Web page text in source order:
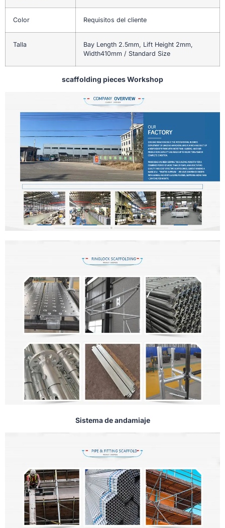
Color Requisitos del cliente
Talla
Bay Length 2.5mm, Lift Height 2mm,
Width410mm / Standard Size
scaffolding pieces Workshop
Sistema de andamiaje